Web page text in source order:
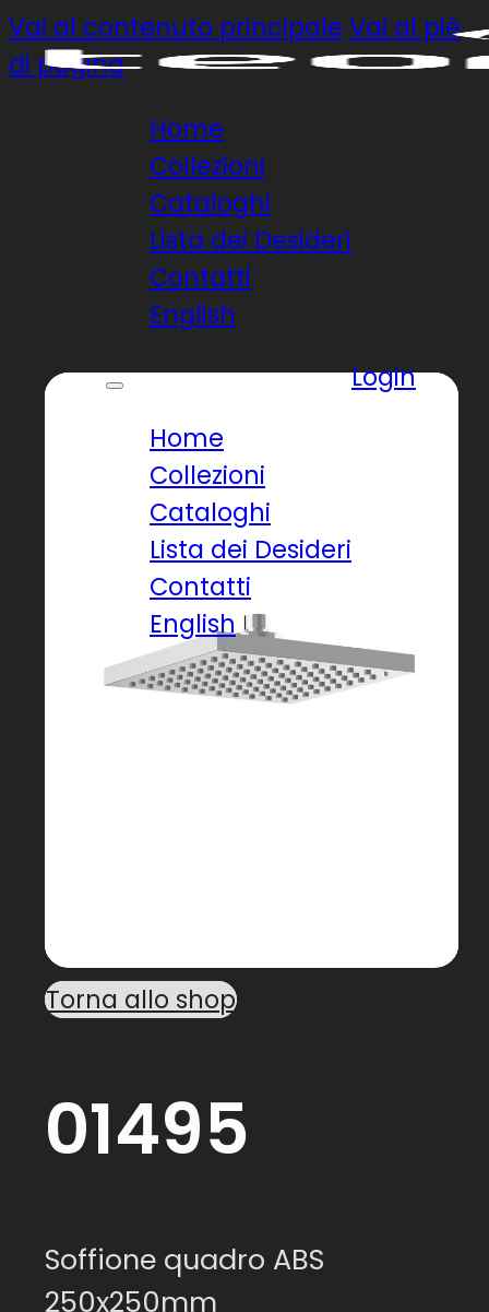
Vai al contenuto principale Vai al piè
di pagina
Home
Collezioni
Cataloghi
Lista dei Desideri
Contatti
English
Home
Collezioni
Cataloghi
Lista dei Desideri
Contatti
English
Login
Torna allo shop
01495
Soffione quadro ABS
250x250mm